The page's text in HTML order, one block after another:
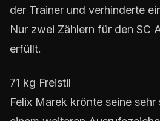
der Trainer und verhinderte
Nur zwei Zählern für den SC
erfüllt.
71 kg Freistil
Felix Marek krönte seine